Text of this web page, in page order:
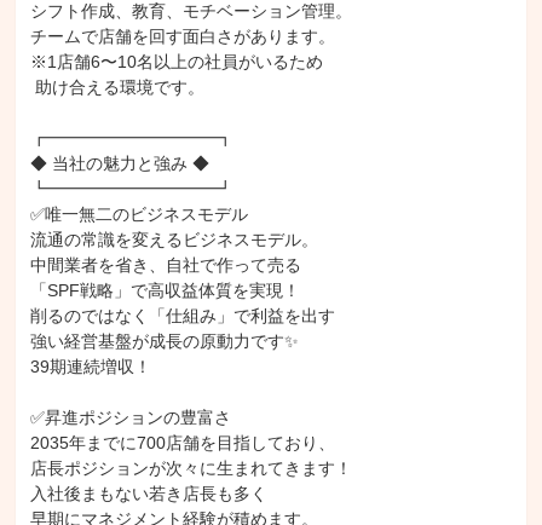
シフト作成、教育、モチベーション管理。
チームで店舗を回す面白さがあります。
※1店舗6〜10名以上の社員がいるため
┏━━━━━━━━━━┓
◆ 当社の魅力と強み ◆
┗━━━━━━━━━━┛
✅唯一無二のビジネスモデル
流通の常識を変えるビジネスモデル。
中間業者を省き、自社で作って売る
「SPF戦略」で高収益体質を実現！
削るのではなく「仕組み」で利益を出す
強い経営基盤が成長の原動力です✨
39期連続増収！
✅昇進ポジションの豊富さ
2035年までに700店舗を目指しており、
店長ポジションが次々に生まれてきます！
入社後まもない若き店長も多く
早期にマネジメント経験が積めます。